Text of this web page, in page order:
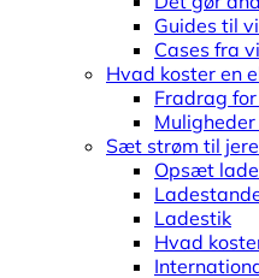
Guides til
Cases fra
Hvad koster en
Fradrag
Sæt strøm til
Opsæt
Ladestik
Hvad